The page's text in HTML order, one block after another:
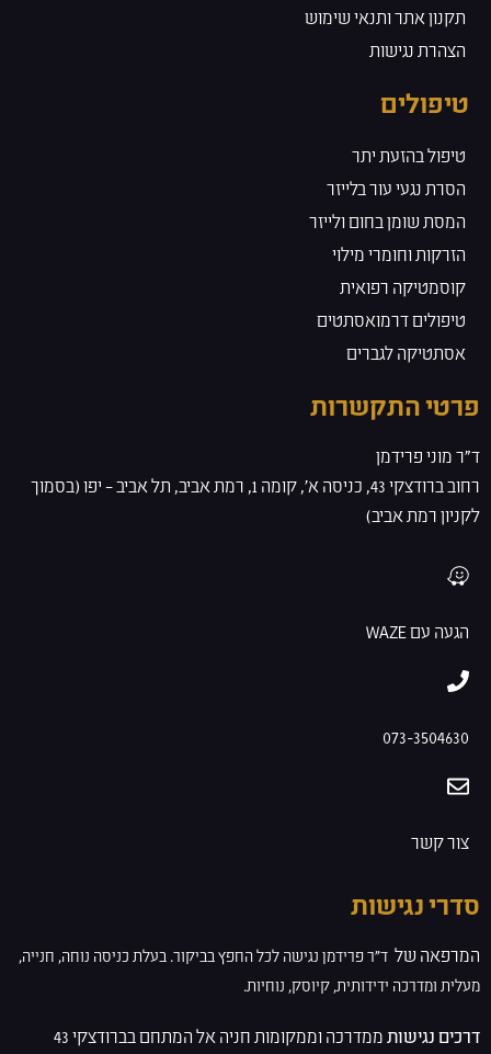
תקנון אתר ותנאי שימוש
הצהרת נגישות
טיפולים
טיפול בהזעת יתר
הסרת נגעי עור בלייזר
המסת שומן בחום ולייזר
הזרקות וחומרי מילוי
קוסמטיקה רפואית
טיפולים דרמואסתטים
אסתטיקה לגברים
פרטי התקשרות
ד”ר מוני פרידמן
רחוב ברודצקי 43, כניסה א', קומה 1, רמת אביב, תל אביב – יפו (בסמוך
לקניון רמת אביב)
הגעה עם WAZE
073-3504630
צור קשר
סדרי נגישות
המרפאה של ד”ר פרידמן נגישה לכל החפץ בביקור. בעלת כניסה נוחה, חנייה,
מעלית ומדרכה ידידותית, קיוסק, נוחיות.
דרכים נגישות ממדרכה וממקומות חניה אל המתחם בברודצקי 43